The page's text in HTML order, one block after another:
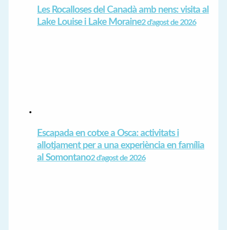
Les Rocalloses del Canadà amb nens: visita al
Lake Louise i Lake Moraine2 d'agost de 2026
Escapada en cotxe a Osca: activitats i
allotjament per a una experiència en família
al Somontano2 d'agost de 2026